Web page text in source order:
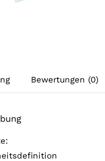
Bewertungen (0)